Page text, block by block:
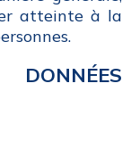
atteinte à la